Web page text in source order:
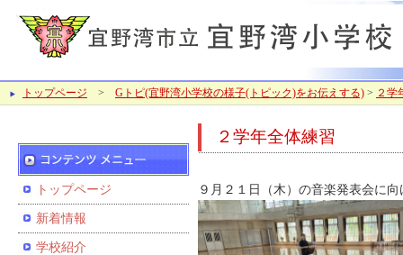
トップページ > Gトピ(宜野湾小学校の様子(トピック)をお伝えする) > ２学
２学年全体練習
９月２１日（木）の音楽発表会に
トップページ
新着情報
学校紹介